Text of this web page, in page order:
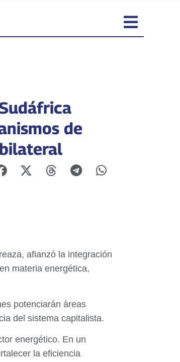
de
afianzó la integración
materia energética,
potenciarán áreas
del sistema capitalista.
energético. En un
la eficiencia